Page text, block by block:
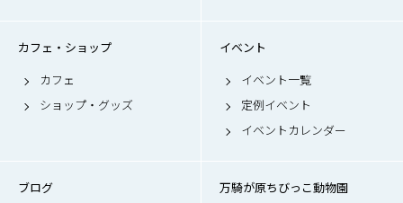
カフェ・ショップ
カフェ
ショップ・グッズ
イベント
イベント一覧
定例イベント
イベントカレンダー
ブログ
万騎が原ちびっこ動物園